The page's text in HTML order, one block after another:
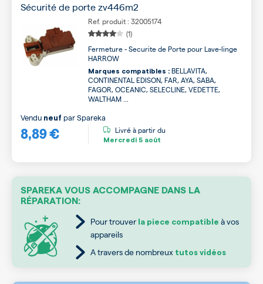
Sécurité de porte zv446m2
Ref. produit : 32005174
(1)
Fermeture - Securite de Porte pour Lave-linge
HARROW
Marques compatibles : BELLAVITA,
CONTINENTAL EDISON, FAR, AYA, SABA,
FAGOR, OCEANIC, SELECLINE, VEDETTE,
WALTHAM ...
8,89 €
Vendu neuf parSpareka
Livré à partir du
Mercredi 5 août
SPAREKA VOUS ACCOMPAGNE DANS LA
RÉPARATION:
Pour trouver la piece compatible à vos
appareils
A travers de nombreux tutos vidéos